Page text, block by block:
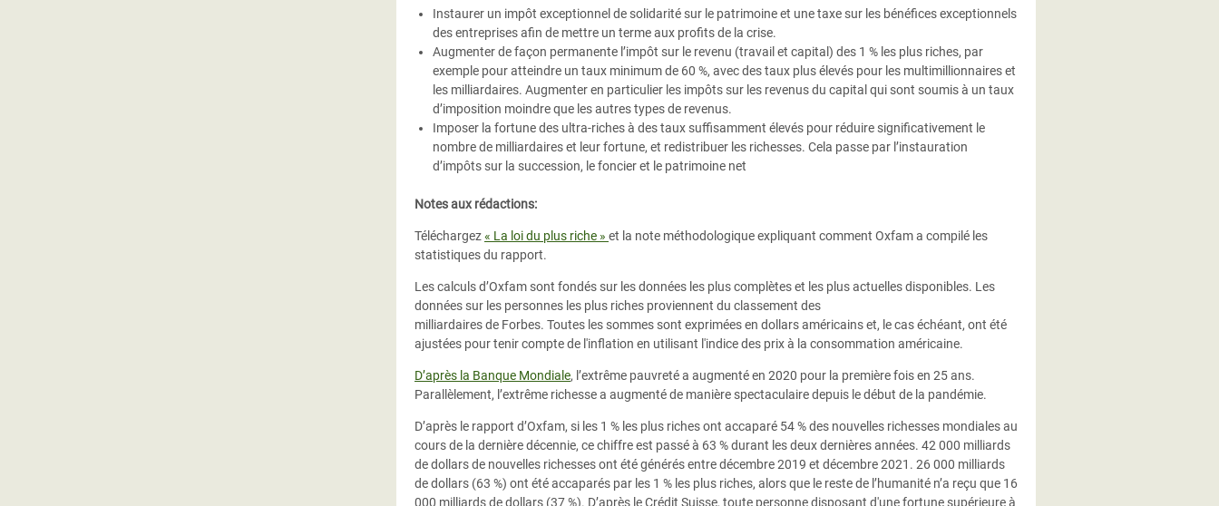
Instaurer un impôt exceptionnel de solidarité sur le patrimoine et une taxe sur les bénéfices exceptionnels
des entreprises afin de mettre un terme aux profits de la crise.
Augmenter de façon permanente l’impôt sur le revenu (travail et capital) des 1 % les plus riches, par
exemple pour atteindre un taux minimum de 60 %, avec des taux plus élevés pour les multimillionnaires et
les milliardaires. Augmenter en particulier les impôts sur les revenus du capital qui sont soumis à un taux
d’imposition moindre que les autres types de revenus.
Imposer la fortune des ultra-riches à des taux suffisamment élevés pour réduire significativement le
nombre de milliardaires et leur fortune, et redistribuer les richesses. Cela passe par l’instauration
d’impôts sur la succession, le foncier et le patrimoine net
Notes aux rédactions:
Téléchargez« La loi du plus riche » et la note méthodologique expliquant comment Oxfam a compilé les
statistiques du rapport.
Les calculs d’Oxfam sont fondés sur les données les plus complètes et les plus actuelles disponibles. Les
données sur les personnes les plus riches proviennent du classement des
milliardaires de Forbes. Toutes les sommes sont exprimées en dollars américains et, le cas échéant, ont été
ajustées pour tenir compte de l'inflation en utilisant l'indice des prix à la consommation américaine.
D’après la Banque Mondiale, l’extrême pauvreté a augmenté en 2020 pour la première fois en 25 ans.
Parallèlement, l’extrême richesse a augmenté de manière spectaculaire depuis le début de la pandémie.
D’après le rapport d’Oxfam, si les 1 % les plus riches ont accaparé 54 % des nouvelles richesses mondiales au
cours de la dernière décennie, ce chiffre est passé à 63 % durant les deux dernières années. 42 000 milliards
de dollars de nouvelles richesses ont été générés entre décembre 2019 et décembre 2021. 26 000 milliards
de dollars (63 %) ont été accaparés par les 1 % les plus riches, alors que le reste de l’humanité n’a reçu que 16
000 milliards de dollars (37 %). D’après le Crédit Suisse, toute personne disposant d'une fortune supérieure à